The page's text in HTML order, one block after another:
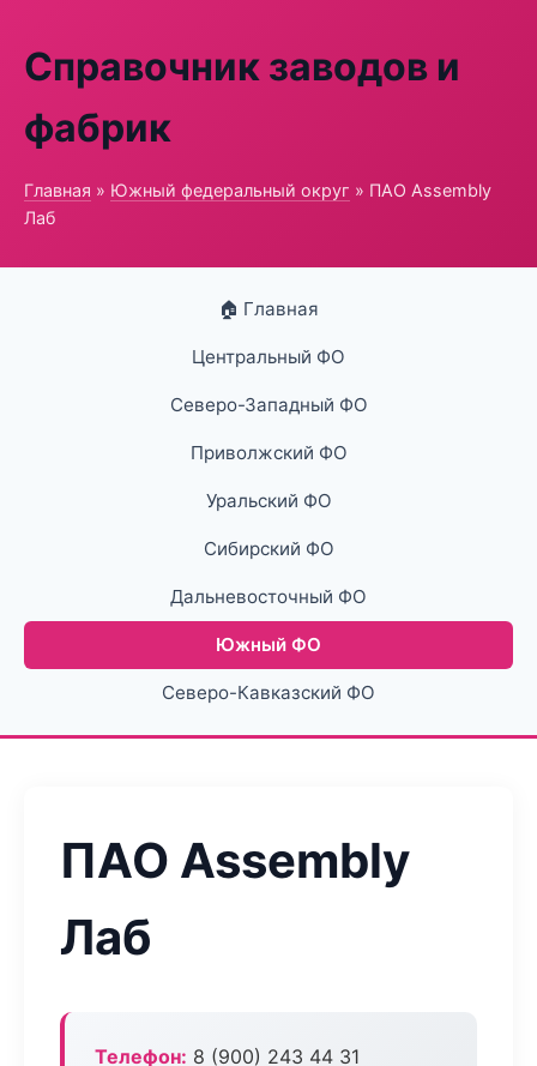
Справочник заводов и
фабрик
Главная » Южный федеральный округ » ПАО Assembly
Лаб
🏠 Главная
Центральный ФО
Северо-Западный ФО
Приволжский ФО
Уральский ФО
Сибирский ФО
Дальневосточный ФО
Южный ФО
Северо-Кавказский ФО
ПАО Assembly
Лаб
Телефон: 8 (900) 243 44 31